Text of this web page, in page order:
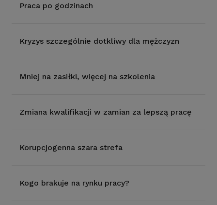
Praca po godzinach
Kryzys szczególnie dotkliwy dla mężczyzn
Mniej na zasiłki, więcej na szkolenia
Zmiana kwalifikacji w zamian za lepszą pracę
Korupcjogenna szara strefa
Kogo brakuje na rynku pracy?